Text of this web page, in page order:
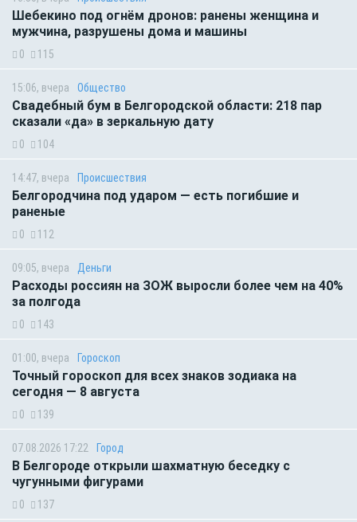
Шебекино под огнём дронов: ранены женщина и
мужчина, разрушены дома и машины
0 115
15:06, вчера Общество
Свадебный бум в Белгородской области: 218 пар
сказали «да» в зеркальную дату
0 104
14:47, вчера Происшествия
Белгородчина под ударом — есть погибшие и
раненые
0 112
09:05, вчера Деньги
Расходы россиян на ЗОЖ выросли более чем на 40%
за полгода
0 143
01:00, вчера Гороскоп
Точный гороскоп для всех знаков зодиака на
сегодня — 8 августа
0 139
07.08.2026 17:22 Город
В Белгороде открыли шахматную беседку с
чугунными фигурами
0 137